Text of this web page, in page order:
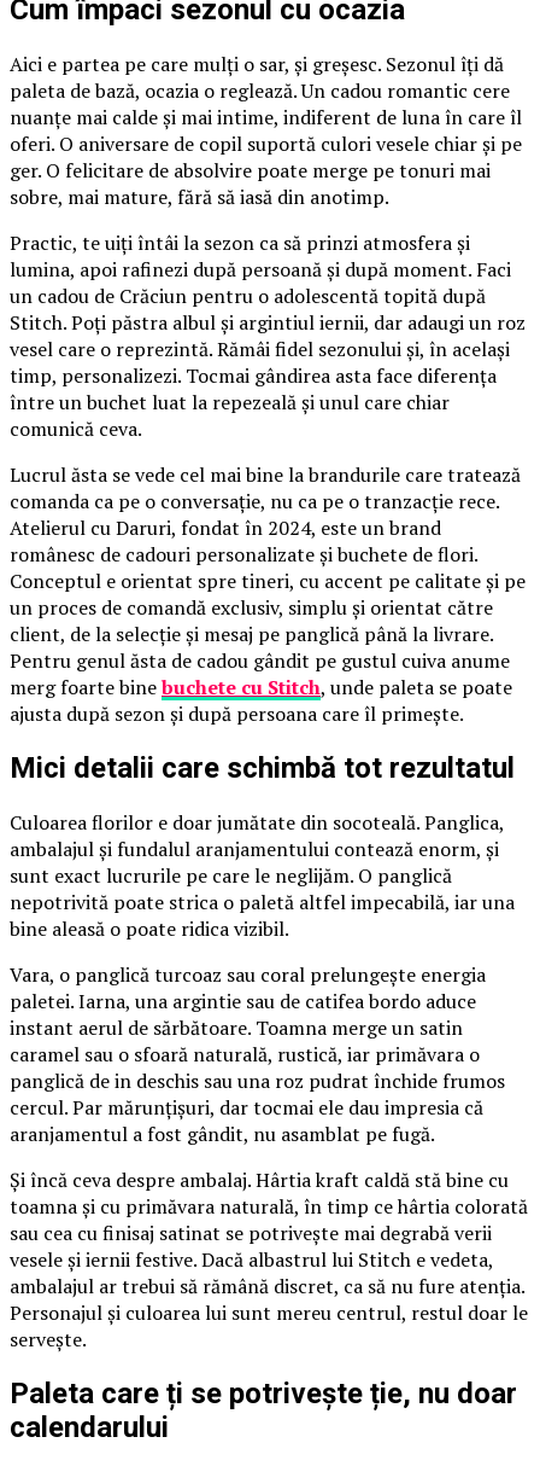
Cum împaci sezonul cu ocazia
Aici e partea pe care mulți o sar, și greșesc. Sezonul îți dă
paleta de bază, ocazia o reglează. Un cadou romantic cere
nuanțe mai calde și mai intime, indiferent de luna în care îl
oferi. O aniversare de copil suportă culori vesele chiar și pe
ger. O felicitare de absolvire poate merge pe tonuri mai
sobre, mai mature, fără să iasă din anotimp.
Practic, te uiți întâi la sezon ca să prinzi atmosfera și
lumina, apoi rafinezi după persoană și după moment. Faci
un cadou de Crăciun pentru o adolescentă topită după
Stitch. Poți păstra albul și argintiul iernii, dar adaugi un roz
vesel care o reprezintă. Rămâi fidel sezonului și, în același
timp, personalizezi. Tocmai gândirea asta face diferența
între un buchet luat la repezeală și unul care chiar
comunică ceva.
Lucrul ăsta se vede cel mai bine la brandurile care tratează
comanda ca pe o conversație, nu ca pe o tranzacție rece.
Atelierul cu Daruri, fondat în 2024, este un brand
românesc de cadouri personalizate și buchete de flori.
Conceptul e orientat spre tineri, cu accent pe calitate și pe
un proces de comandă exclusiv, simplu și orientat către
client, de la selecție și mesaj pe panglică până la livrare.
Pentru genul ăsta de cadou gândit pe gustul cuiva anume
merg foarte binebuchete cu Stitch, unde paleta se poate
ajusta după sezon și după persoana care îl primește.
Mici detalii care schimbă tot rezultatul
Culoarea florilor e doar jumătate din socoteală. Panglica,
ambalajul și fundalul aranjamentului contează enorm, și
sunt exact lucrurile pe care le neglijăm. O panglică
nepotrivită poate strica o paletă altfel impecabilă, iar una
bine aleasă o poate ridica vizibil.
Vara, o panglică turcoaz sau coral prelungește energia
paletei. Iarna, una argintie sau de catifea bordo aduce
instant aerul de sărbătoare. Toamna merge un satin
caramel sau o sfoară naturală, rustică, iar primăvara o
panglică de in deschis sau una roz pudrat închide frumos
cercul. Par mărunțișuri, dar tocmai ele dau impresia că
aranjamentul a fost gândit, nu asamblat pe fugă.
Și încă ceva despre ambalaj. Hârtia kraft caldă stă bine cu
toamna și cu primăvara naturală, în timp ce hârtia colorată
sau cea cu finisaj satinat se potrivește mai degrabă verii
vesele și iernii festive. Dacă albastrul lui Stitch e vedeta,
ambalajul ar trebui să rămână discret, ca să nu fure atenția.
Personajul și culoarea lui sunt mereu centrul, restul doar le
servește.
Paleta care ți se potrivește ție, nu doar
calendarului